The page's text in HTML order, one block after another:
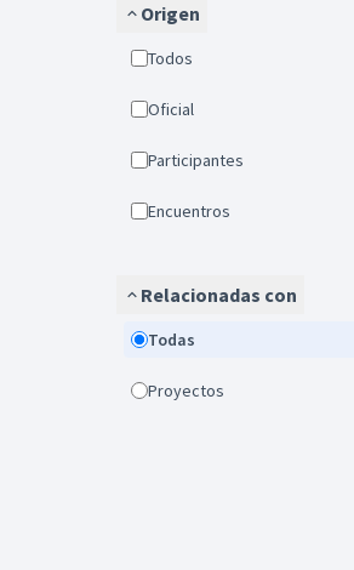
Origen
Todos
Oficial
Participantes
Encuentros
Relacionadas con
Todas
Proyectos